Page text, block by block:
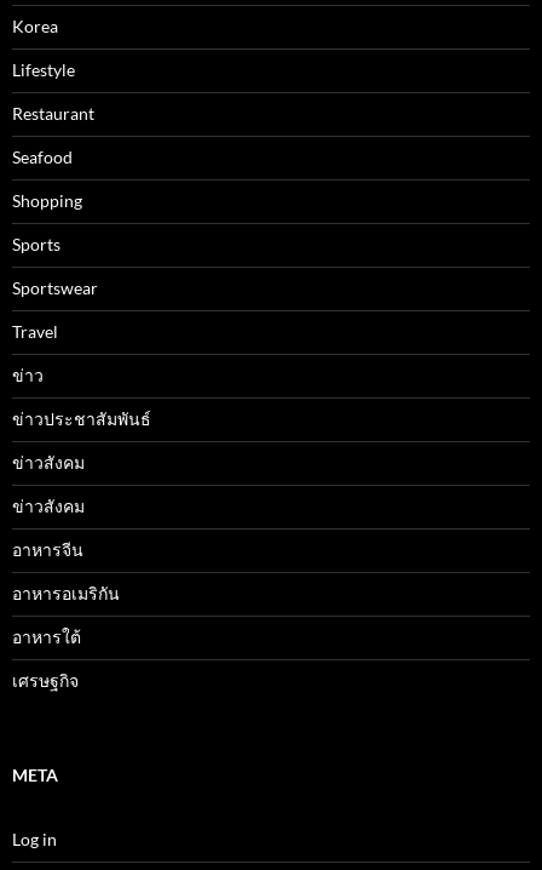
Korea
Lifestyle
Restaurant
Seafood
Shopping
Sports
Sportswear
Travel
ข่าว
ข่าวประชาสัมพันธ์
ข่าวสังคม
ข่าวสังคม
อาหารจีน
อาหารอเมริกัน
อาหารใต้
เศรษฐกิจ
META
Log in